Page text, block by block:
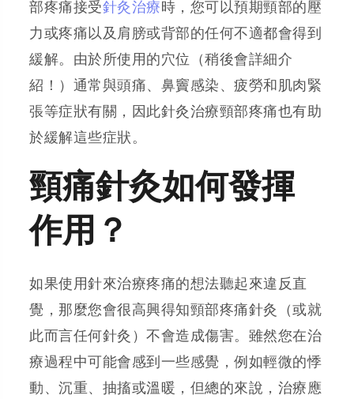
部疼痛接受針灸治療時，您可以預期頸部的壓
力或疼痛以及肩膀或背部的任何不適都會得到
緩解。由於所使用的穴位（稍後會詳細介
紹！）通常與頭痛、鼻竇感染、疲勞和肌肉緊
張等症狀有關，因此針灸治療頸部疼痛也有助
於緩解這些症狀。
頸痛針灸如何發揮
作用？
如果使用針來治療疼痛的想法聽起來違反直
覺，那麼您會很高興得知頸部疼痛針灸（或就
此而言任何針灸）不會造成傷害。雖然您在治
療過程中可能會感到一些感覺，例如輕微的悸
動、沉重、抽搐或溫暖，但總的來說，治療應